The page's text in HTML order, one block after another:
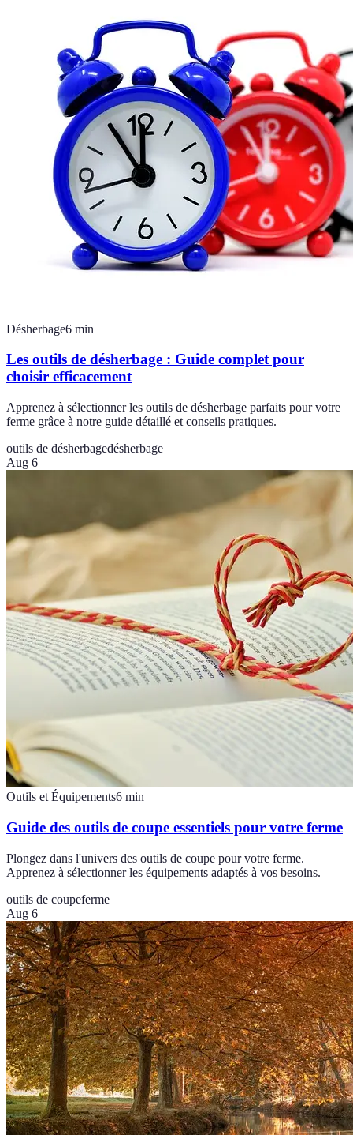
Désherbage6 min
Les outils de désherbage : Guide complet pour
choisir efficacement
Apprenez à sélectionner les outils de désherbage parfaits pour votre
ferme grâce à notre guide détaillé et conseils pratiques.
outils de désherbagedésherbage
Aug 6
Outils et Équipements6 min
Guide des outils de coupe essentiels pour votre ferme
Plongez dans l'univers des outils de coupe pour votre ferme.
Apprenez à sélectionner les équipements adaptés à vos besoins.
outils de coupeferme
Aug 6